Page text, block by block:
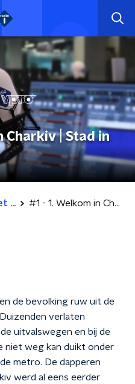
Charkiv | Stad in
... #1 - 1. Welkom in Charkiv | Stad in oorlog
de bevolking ruw uit de
verlaten
uitvalswegen en bij de
niet weg kan duikt onder
metro. De dapperen
werd al eens eerder